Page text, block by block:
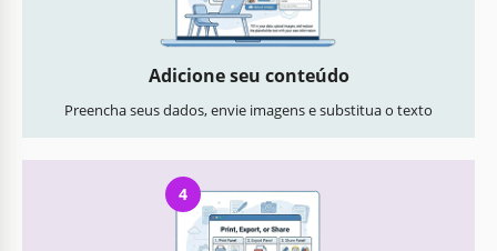
Adicione seu conteúdo
Preencha seus dados, envie imagens e substitua o texto
4